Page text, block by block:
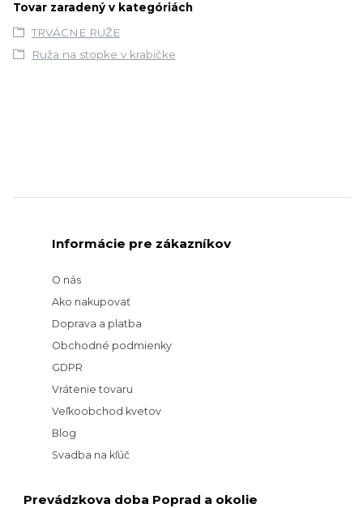
Tovar zaradený v kategóriách
TRVÁCNE RUŽE
Ruža na stopke v krabičke
Informácie pre zákazníkov
O nás
Ako nakupovať
Doprava a platba
Obchodné podmienky
GDPR
Vrátenie tovaru
Veľkoobchod kvetov
Blog
Svadba na kľúč
Prevádzkova doba Poprad a okolie